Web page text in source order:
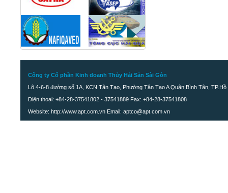
Công ty Cổ phần Kinh doanh Thủy Hải Sản Sài Gòn
Lô 4-6-8 đường số 1A, KCN Tân Tạo, Phường Tân Tạo A Quận Bình Tân, TP.Hồ
Điện thoại: +84-28-37541802 - 37541889 Fax: +84-28-37541808
Website: http://www.apt.com.vn Email: aptco@apt.com.vn